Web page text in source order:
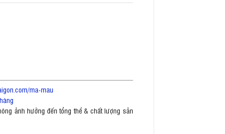
ma-mau
ảnh hưởng đến tổng thể & chất lượng sản